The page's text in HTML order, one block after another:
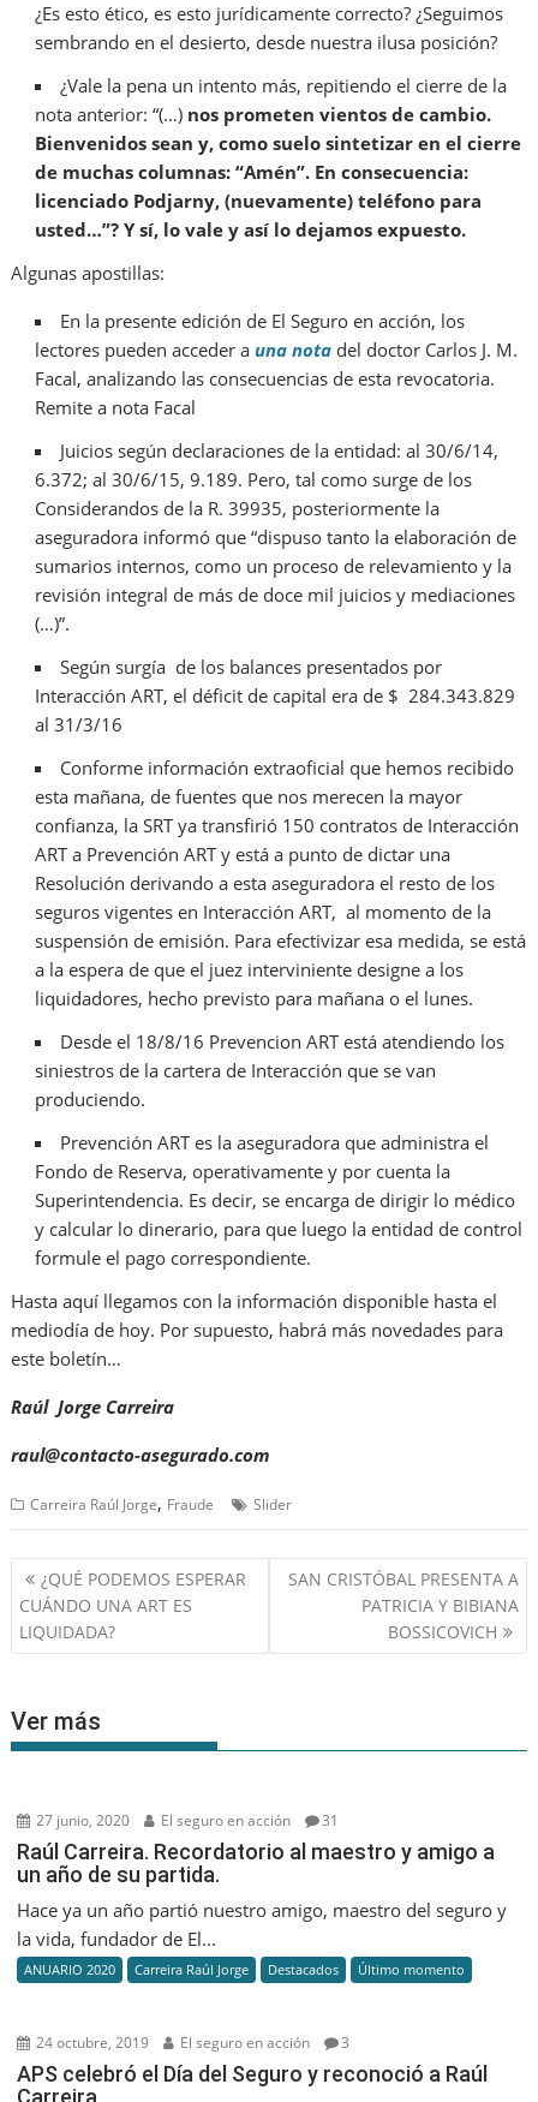
¿Es esto ético, es esto jurídicamente correcto? ¿Seguimos
sembrando en el desierto, desde nuestra ilusa posición?
¿Vale la pena un intento más, repitiendo el cierre de la
nota anterior: “(…) nos prometen vientos de cambio.
Bienvenidos sean y, como suelo sintetizar en el cierre
de muchas columnas: “Amén”. En consecuencia:
licenciado Podjarny, (nuevamente) teléfono para
usted…”? Y sí, lo vale y así lo dejamos expuesto.
Algunas apostillas:
En la presente edición de El Seguro en acción, los
lectores pueden acceder auna nota del doctor Carlos J. M.
Facal, analizando las consecuencias de esta revocatoria.
Remite a nota Facal
Juicios según declaraciones de la entidad: al 30/6/14,
6.372; al 30/6/15, 9.189. Pero, tal como surge de los
Considerandos de la R. 39935, posteriormente la
aseguradora informó que “dispuso tanto la elaboración de
sumarios internos, como un proceso de relevamiento y la
revisión integral de más de doce mil juicios y mediaciones
(…)”.
Según surgía de los balances presentados por
Interacción ART, el déficit de capital era de $ 284.343.829
al 31/3/16
Conforme información extraoficial que hemos recibido
esta mañana, de fuentes que nos merecen la mayor
confianza, la SRT ya transfirió 150 contratos de Interacción
ART a Prevención ART y está a punto de dictar una
Resolución derivando a esta aseguradora el resto de los
seguros vigentes en Interacción ART, al momento de la
suspensión de emisión. Para efectivizar esa medida, se está
a la espera de que el juez interviniente designe a los
liquidadores, hecho previsto para mañana o el lunes.
Desde el 18/8/16 Prevencion ART está atendiendo los
siniestros de la cartera de Interacción que se van
produciendo.
Prevención ART es la aseguradora que administra el
Fondo de Reserva, operativamente y por cuenta la
Superintendencia. Es decir, se encarga de dirigir lo médico
y calcular lo dinerario, para que luego la entidad de control
formule el pago correspondiente.
Hasta aquí llegamos con la información disponible hasta el
mediodía de hoy. Por supuesto, habrá más novedades para
este boletín…
Raúl Jorge Carreira
raul@contacto-asegurado.com
Carreira Raúl Jorge, Fraude Slider
Navegación
de
entradas
¿QUÉ PODEMOS ESPERAR
CUÁNDO UNA ART ES
LIQUIDADA?
SAN CRISTÓBAL PRESENTA A
PATRICIA Y BIBIANA
BOSSICOVICH
Ver más
27 junio, 2020 El seguro en acción 31
Raúl Carreira. Recordatorio al maestro y amigo a
un año de su partida.
Hace ya un año partió nuestro amigo, maestro del seguro y
la vida, fundador de El...
ANUARIO 2020 Carreira Raúl Jorge Destacados Último momento
24 octubre, 2019 El seguro en acción 3
APS celebró el Día del Seguro y reconoció a Raúl
Carreira